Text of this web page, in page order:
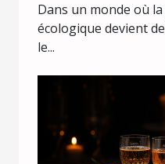
Dans un monde où
écologique devient
le...